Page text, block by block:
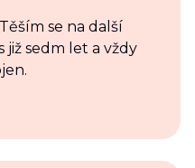
se na další
již sedm let a vždy